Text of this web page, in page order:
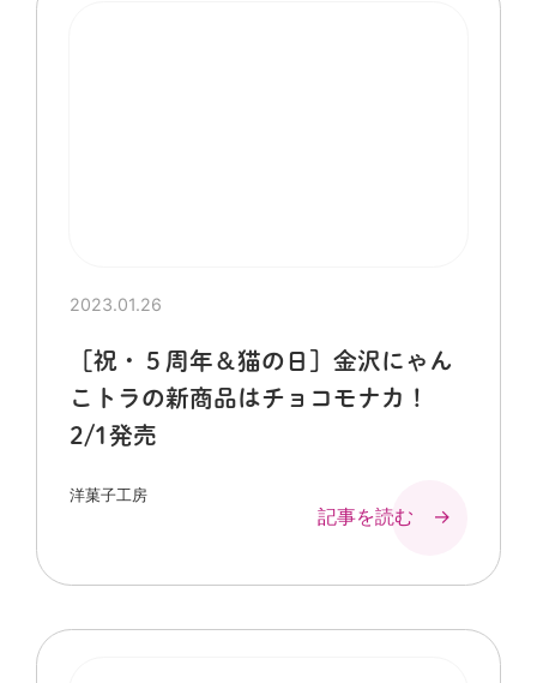
2023.01.26
［祝・５周年＆猫の日］金沢にゃん
こトラの新商品はチョコモナカ！
2/1発売
洋菓子工房
記事を読む →